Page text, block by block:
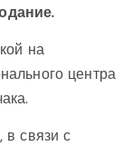
на
центра
в связи с